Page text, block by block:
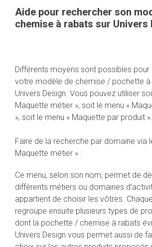
Aide pour rechercher son
chemise à rabats sur Univers
Différents moyens sont possibles pour
votre modèle de chemise / pochette à
Univers Design. Vous pouvez utiliser
Maquette métier », soit le menu «
», soit le menu « Maquette par produit ».
Faire de la recherche par domaine via
Maquette métier » :
Ce menu, selon son nom, permet de
différents métiers ou domaines
appartient de choisir les vôtres.
regroupe ensuite plusieurs types de
dont la pochette / chemise à rabats
Univers Design vous permet aussi de